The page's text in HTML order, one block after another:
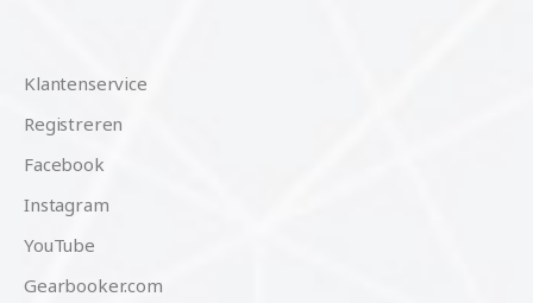
Klantenservice
Registreren
Facebook
Instagram
YouTube
Gearbooker.com